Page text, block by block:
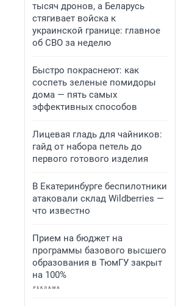
тысяч дронов, а Беларусь
стягивает войска к
украинской границе: главное
об СВО за неделю
Быстро покраснеют: как
соспеть зеленые помидоры
дома — пять самых
эффективных способов
Лицевая гладь для чайников:
гайд от набора петель до
первого готового изделия
В Екатеринбурге беспилотники
атаковали склад Wildberries —
что известно
Прием на бюджет на
программы базового высшего
образования в ТюмГУ закрыт
на 100%